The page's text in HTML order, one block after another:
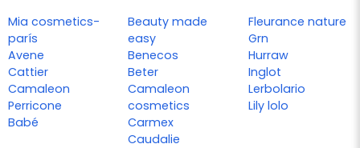
Mia cosmetics-
parís
Avene
Cattier
Camaleon
Perricone
Babé
Beauty made
easy
Benecos
Beter
Camaleon
cosmetics
Carmex
Caudalie
Fleurance nature
Grn
Hurraw
Inglot
Lerbolario
Lily lolo